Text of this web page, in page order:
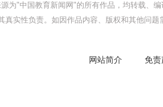
为"中国教育新闻网"的所有作品，均转载、
真实性负责。如因作品内容、版权和其他问
网站简介 免责